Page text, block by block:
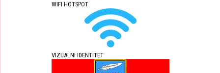
WIFI HOTSPOT
VIZUALNI IDENTITET